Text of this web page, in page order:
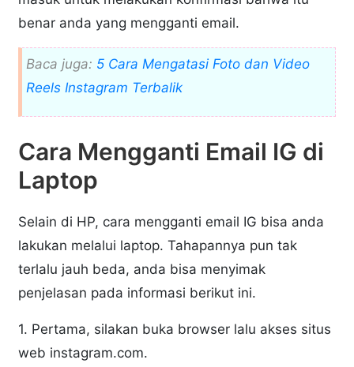
benar anda yang mengganti email.
Baca juga: 5 Cara Mengatasi Foto dan Video
Reels Instagram Terbalik
Cara Mengganti Email IG di
Laptop
Selain di HP, cara mengganti email IG bisa anda
lakukan melalui laptop. Tahapannya pun tak
terlalu jauh beda, anda bisa menyimak
penjelasan pada informasi berikut ini.
1. Pertama, silakan buka browser lalu akses situs
web instagram.com.